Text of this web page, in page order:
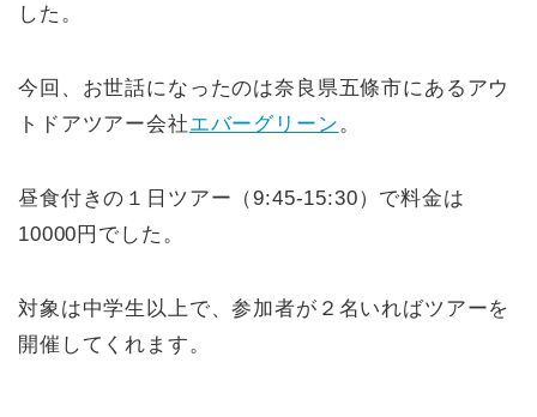
した。
今回、お世話になったのは奈良県五條市にあるアウ
トドアツアー会社エバーグリーン。
昼食付きの１日ツアー（9:45-15:30）で料金は
10000円でした。
対象は中学生以上で、参加者が２名いればツアーを
開催してくれます。